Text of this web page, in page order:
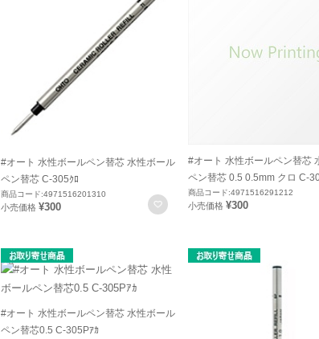
#オート 水性ボールペン替芯 水性ボール
ペン替芯 C-305ｸﾛ
商品コード:4971516201310
小売価格 ¥300 お気に入りに登録
#オート 水性ボールペン替芯
ペン替芯 0.5 0.5mm クロ C-
商品コード:4971516291212
小売価格 ¥300
#オート 水性ボールペン替芯 水性ボール
ペン替芯0.5 C-305Pｱｶ